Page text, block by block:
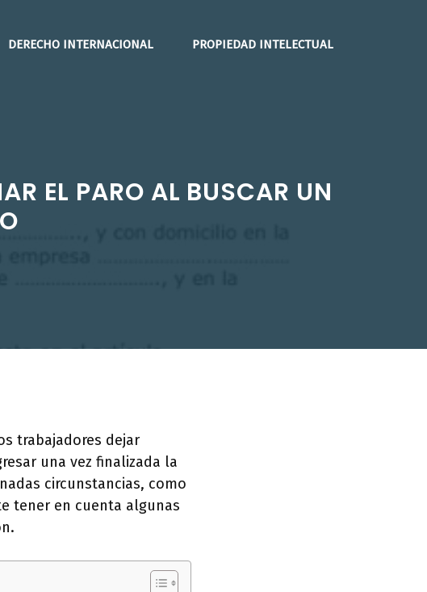
DERECHO INTERNACIONAL PROPIEDAD INTELECTUAL
EL PARO AL BUSCAR UN
trabajadores dejar
una vez finalizada la
circunstancias, como
tener en cuenta algunas